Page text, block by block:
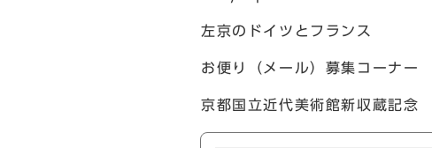
左京のドイツとフランス
お便り（メール）募集コーナー
京都国立近代美術館新収蔵記念